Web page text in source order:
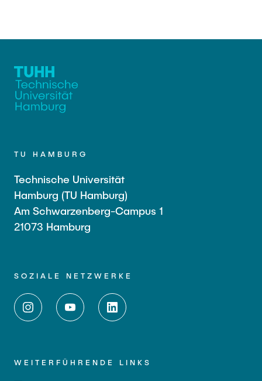
TU HAMBURG
Technische Universität
Hamburg (TU Hamburg)
Am Schwarzenberg-Campus 1
21073 Hamburg
SOZIALE NETZWERKE
WEITERFÜHRENDE LINKS